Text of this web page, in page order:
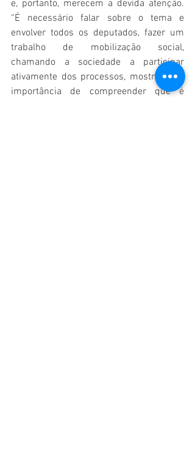
e, portanto, merecem a devida atenção.
“É necessário falar sobre o tema e
envolver todos os deputados, fazer um
trabalho de mobilização social,
chamando a sociedade a participar
ativamente dos processos, mostrando a
importância de compreender que é